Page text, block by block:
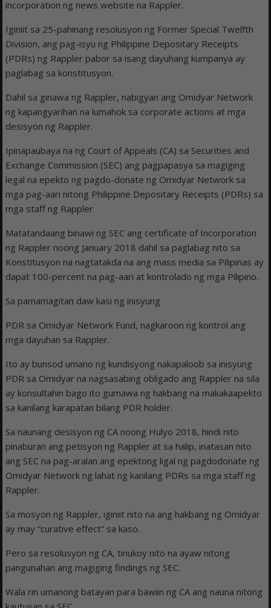
incorporation ng news website na Rappler.
Iginiit sa 25-pahinang resolusyon ng Former Special Twelfth
Division, ang pag-isyu ng Philippine Depositary Receipts
(PDRs) ng Rappler pabor sa isang dayuhang kumpanya ay
paglabag sa konstitusyon.
Dahil sa ginawa ng Rappler, nabigyan ang Omidyar Network
ng kapangyarihan na lumahok sa corporate actions at mga
desisyon ng Rappler.
Ipinapaubaya na ng Court of Appeals (CA) sa Securities and
Exchange Commission (SEC) ang pagpapasya sa magiging
legal na epekto ng pagdo-donate ng Omidyar Network sa
mga pag-aari nitong Philippine Depositary Receipts (PDRs) sa
mga staff ng Rappler
Matatandaang binawi ng SEC ang certificate of Incorporation
ng Rappler noong January 2018 dahil sa paglabag nito sa
Konstitusyon na nagtatakda na ang mass media sa Pilipinas ay
dapat 100-percent na pag-aari at kontrolado ng mga Pilipino.
Sa pamamagitan daw kasi ng inisyung
PDR sa Omidyar Network Fund, nagkaroon ng kontrol ang
mga dayuhan sa Rappler.
Ito ay bunsod umano ng kundisyong nakapaloob sa inisyung
PDR sa Omidyar na nagsasabing obligado ang Rappler na sila
ay konsultahin bago ito gumawa ng hakbang na makakaapekto
sa kanilang karapatan bilang PDR holder.
Sa naunang desisyon ng CA noong Hulyo 2018, hindi nito
pinaburan ang petisyon ng Rappler at sa halip, inatasan nito
ang SEC na pag-aralan ang epektong ligal ng pagdodonate ng
Omidyar Network ng lahat ng kanilang PDRs sa mga staff ng
Rappler.
Sa mosyon ng Rappler, iginiit nito na ang hakbang ng Omidyar
ay may “curative effect” sa kaso.
Pero sa resolusyon ng CA, tinukoy nito na ayaw nitong
pangunahan ang magiging findings ng SEC.
Wala rin umanong batayan para bawiin ng CA ang nauna nitong